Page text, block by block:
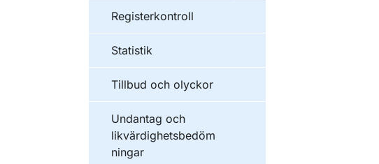
Registerkontroll
Statistik
Tillbud och olyckor
Undantag och
likvärdighetsbedöm
ningar